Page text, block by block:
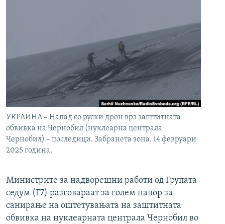
УКРАИНА – Напад со руски дрон врз заштитната
обвивка на Чернобил (нуклеарна централа
Чернобил) – последици. Забранета зона. 14 февруари
2025 година.
Министрите за надворешни работи од Групата
седум (Г7) разговараат за голем напор за
санирање на оштетувањата на заштитната
обвивка на нуклеарната централа Чернобил во